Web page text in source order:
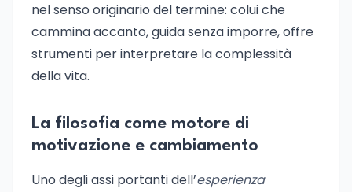
nel senso originario del termine: colui che
cammina accanto, guida senza imporre, offre
strumenti per interpretare la complessità
della vita.
La filosofia come motore di
motivazione e cambiamento
Uno degli assi portanti dell’esperienza